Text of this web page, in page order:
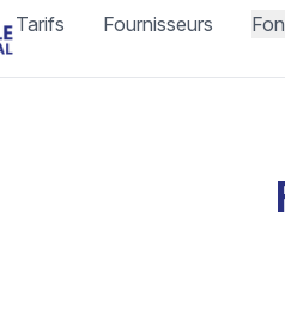
Tarifs Fournisseurs